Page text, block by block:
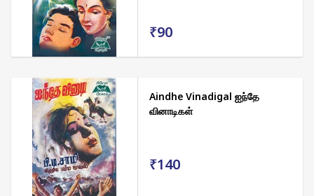
₹90
Aindhe Vinadigal ஐந்தே
வினாடிகள்
₹140